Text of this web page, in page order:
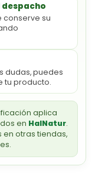
conserve su
dudas, puedes
tu producto.
aplica
en HalNatur.
otras tiendas,